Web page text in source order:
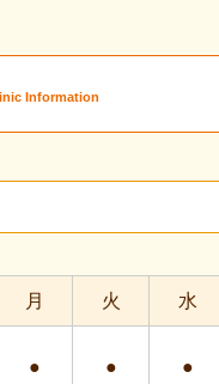
Information
月 火 水
● ● ●